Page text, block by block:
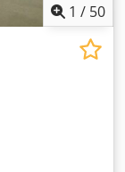
1 / 50